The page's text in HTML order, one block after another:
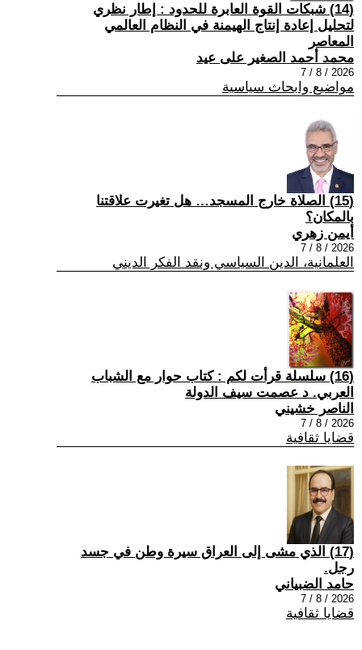
(14) شبكات القوة العابرة للحدود : إطار نظري
لتحليل إعادة إنتاج الهيمنة في النظام العالمي
المعاصر
محمد أحمد الصغير على عيد
2026 / 8 / 7
مواضيع وابحاث سياسية
(15) الصلاة خارج المسجد… هل تغيرت علاقتنا
بالمكان؟
أيمن زهري
2026 / 8 / 7
العلمانية، الدين السياسي ونقد الفكر الديني
(16) سلسلة قرأت لكم : كتاب حوار مع الشباب
العربي. د عصمت سيف الدولة
الناصر خشيني
2026 / 8 / 7
قضايا ثقافية
(17) الذي مشى إلى العراق سيرة وطن في جسد
رجل.
حامد الضبياني
2026 / 8 / 7
قضايا ثقافية